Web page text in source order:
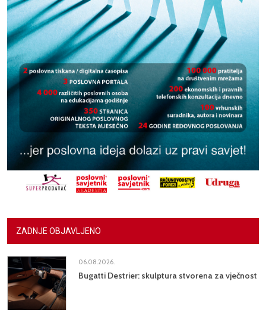
ZADNJE OBJAVLJENO
06.08.2026.
Bugatti Destrier: skulptura stvorena za vječnost